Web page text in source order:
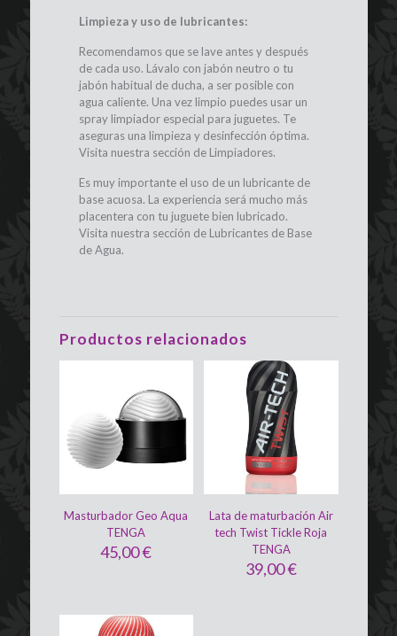
Limpieza y uso de lubricantes:
Recomendamos que se lave antes y después
de cada uso. Lávalo con jabón neutro o tu
jabón habitual de ducha, a ser posible con
agua caliente. Una vez limpio puedes usar un
spray limpiador especial para juguetes. Te
aseguras una limpieza y desinfección óptima.
Visita nuestra sección de Limpiadores.
Es muy importante el uso de un lubricante de
base acuosa. La experiencia será mucho más
placentera con tu juguete bien lubricado.
Visita nuestra sección de Lubricantes de Base
de Agua.
Productos relacionados
Masturbador Geo Aqua
TENGA
45,00€
Lata de maturbación Air
tech Twist Tickle Roja
TENGA
39,00€